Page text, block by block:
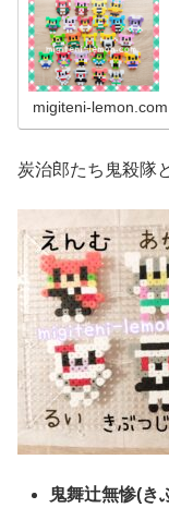
migiteni-lemon.com
炭治郎たち鬼殺隊
鬼舞辻無惨(き